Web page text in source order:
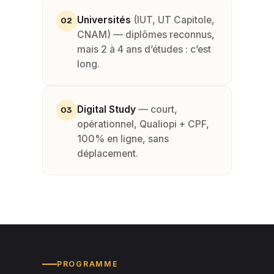
02 Universités (IUT, UT Capitole,
CNAM) — diplômes reconnus,
mais 2 à 4 ans d’études : c’est
long.
03 Digital Study— court,
opérationnel, Qualiopi + CPF,
100% en ligne, sans
déplacement.
PROGRAMME